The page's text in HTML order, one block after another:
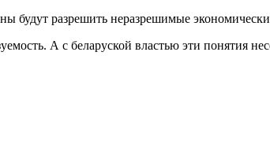
будут разрешить неразрешимые
А с беларуской властью эти понятия